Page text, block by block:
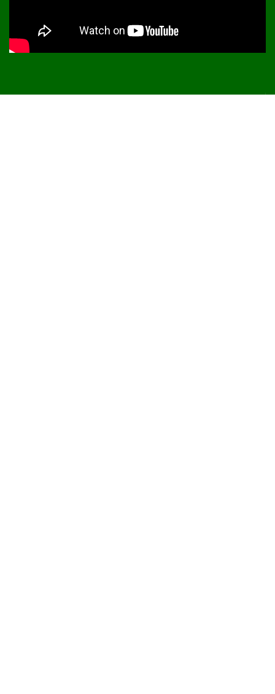
Germanische Perma Kultur